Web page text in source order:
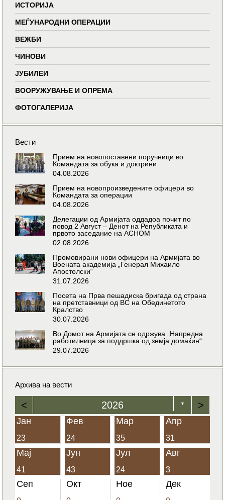
ИСТОРИЈА
МЕЃУНАРОДНИ ОПЕРАЦИИ
ВЕЖБИ
ЧИНОВИ
ЈУБИЛЕИ
ВООРУЖУВАЊЕ И ОПРЕМА
ФОТОГАЛЕРИЈА
Вести
Прием на новопоставени поручници во
Командата за обука и доктрини
04.08.2026
Прием на новопроизведените офицери во
Командата за операции
04.08.2026
Делегации од Армијата оддадоа почит по
повод 2 Август – Денот на Републиката и
првото заседание на АСНОМ
02.08.2026
Промовирани нови офицери на Армијата во
Воената академија „Генерал Михаило
Апостолски“
31.07.2026
Посета на Прва пешадиска бригада од страна
на претставници од ВС на Обединетото
Кралство
30.07.2026
Во Домот на Армијата се одржува „Напредна
работилница за поддршка од земја домаќин“
29.07.2026
Архива на вести
< 2026 ▼ >
Јан
23
Фев
24
Мар
35
Апр
31
Мај
41
Јун
43
Јул
24
Авг
3
Сеп Окт Ное Дек